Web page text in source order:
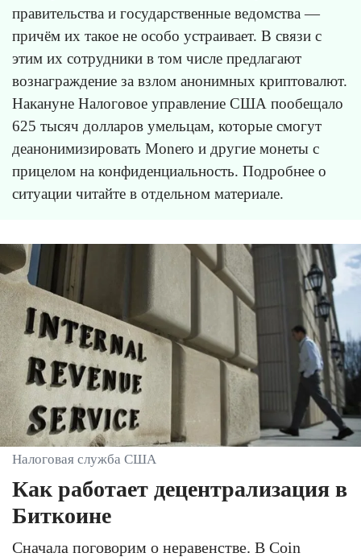
правительства и государственные ведомства —
причём их такое не особо устраивает. В связи с
этим их сотрудники в том числе предлагают
вознаграждение за взлом анонимных криптовалют.
Накануне Налоговое управление США пообещало
625 тысяч долларов умельцам, которые смогут
деанонимизировать Monero и другие монеты с
прицелом на конфиденциальность. Подробнее о
ситуации читайте в отдельном материале.
Налоговая служба США
Как работает децентрализация в
Биткоине
Сначала поговорим о неравенстве. В Coin